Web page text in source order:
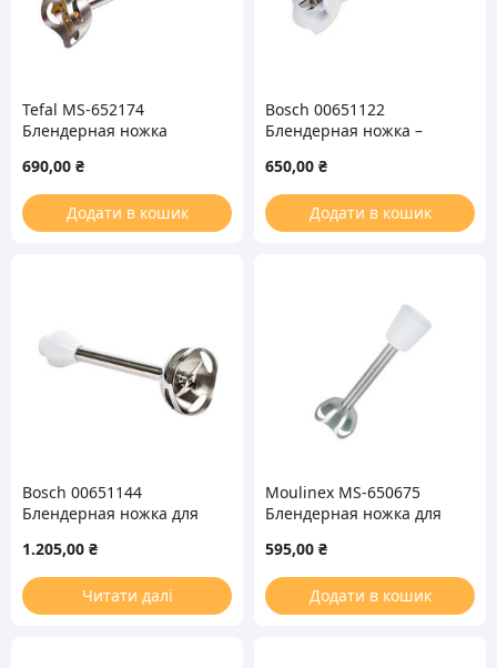
Tefal MS-652174
Блендерная ножка
690,00 ₴
Додати в кошик
Bosch 00651122
Блендерная ножка –
блендера
650,00 ₴
Додати в кошик
Bosch 00651144
Блендерная ножка для
1.205,00 ₴
Читати далі
Moulinex MS-650675
Блендерная ножка для
595,00 ₴
Додати в кошик